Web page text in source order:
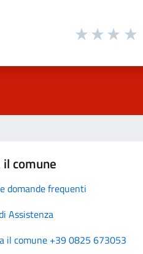
comune
domande frequenti
Assistenza
il comune +39 0825 673053